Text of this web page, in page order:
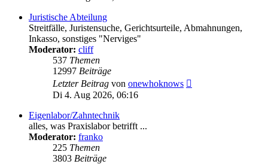
Juristische Abteilung
Streitfälle, Juristensuche, Gerichtsurteile, Abmahnungen,
Inkasso, sonstiges "Nerviges"
Moderator: cliff
537 Themen
12997 Beiträge
Letzter Beitrag von onewhoknows
Di 4. Aug 2026, 06:16
Eigenlabor/Zahntechnik
alles, was Praxislabor betrifft ...
Moderator: franko
225 Themen
3803 Beiträge